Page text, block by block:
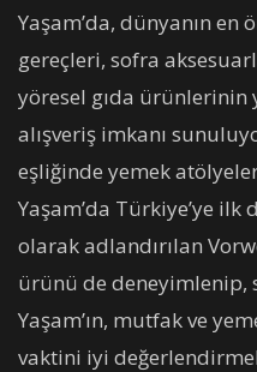
Yaşam’da, dünyanın
gereçleri, sofra
yöresel gıda ürünlerinin
alışveriş imkanı
eşliğinde yemek
Yaşam’da Türkiye’ye
olarak adlandırılan
ürünü de deneyimlenip,
Yaşam’ın, mutfak ve
vaktini iyi